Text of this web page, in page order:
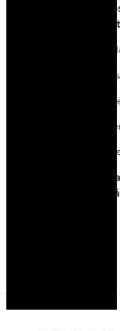
Obs: Todos os
provador virtual,
Cuidados com o seu
Lave à mão,
Não utilize máquina
Deixe secar
Evite contato com
Seu Majeste merece
estará sempre